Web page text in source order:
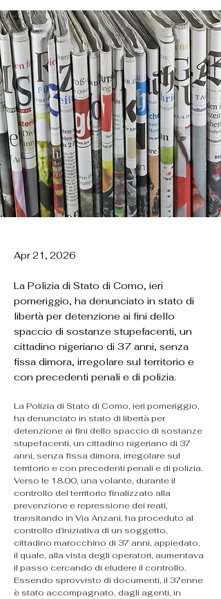
Apr 21, 2026
La Polizia di Stato di Como, ieri
pomeriggio, ha denunciato in stato di
libertà per detenzione ai fini dello
spaccio di sostanze stupefacenti, un
cittadino nigeriano di 37 anni, senza
fissa dimora, irregolare sul territorio e
con precedenti penali e di polizia.
La Polizia di Stato di Como, ieri pomeriggio,
ha denunciato in stato di libertà per
detenzione ai fini dello spaccio di sostanze
stupefacenti, un cittadino nigeriano di 37
anni, senza fissa dimora, irregolare sul
territorio e con precedenti penali e di polizia.
Verso le 18.00, una volante, durante il
controllo del territorio finalizzato alla
prevenzione e repressione dei reati,
transitando in Via Anzani, ha proceduto al
controllo d’iniziativa di un soggetto,
cittadino marocchino di 37 anni, appiedato,
il quale, alla vista degli operatori, aumentava
il passo cercando di eludere il controllo.
Essendo sprovvisto di documenti, il 37enne
è stato accompagnato, dagli agenti, in